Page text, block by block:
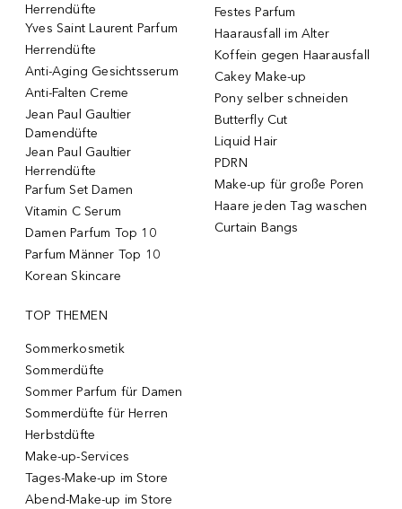
Herrendüfte
Yves Saint Laurent Parfum
Herrendüfte
Anti-Aging Gesichtsserum
Anti-Falten Creme
Jean Paul Gaultier
Damendüfte
Jean Paul Gaultier
Herrendüfte
Parfum Set Damen
Vitamin C Serum
Damen Parfum Top 10
Parfum Männer Top 10
Korean Skincare
Festes Parfum
Haarausfall im Alter
Koffein gegen Haarausfall
Cakey Make-up
Pony selber schneiden
Butterfly Cut
Liquid Hair
PDRN
Make-up für große Poren
Haare jeden Tag waschen
Curtain Bangs
TOP THEMEN
Sommerkosmetik
Sommerdüfte
Sommer Parfum für Damen
Sommerdüfte für Herren
Herbstdüfte
Make-up-Services
Tages-Make-up im Store
Abend-Make-up im Store